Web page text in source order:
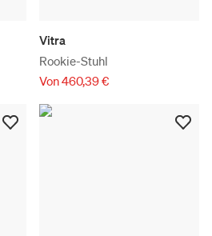
Vitra
Rookie-Stuhl
Von 460,39 €